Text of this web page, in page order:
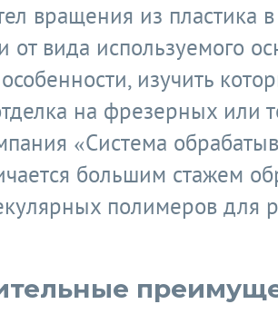
вращения из пластика в
от вида используемого
изучить
на фрезерных или
«Система
большим стажем
полимеров для